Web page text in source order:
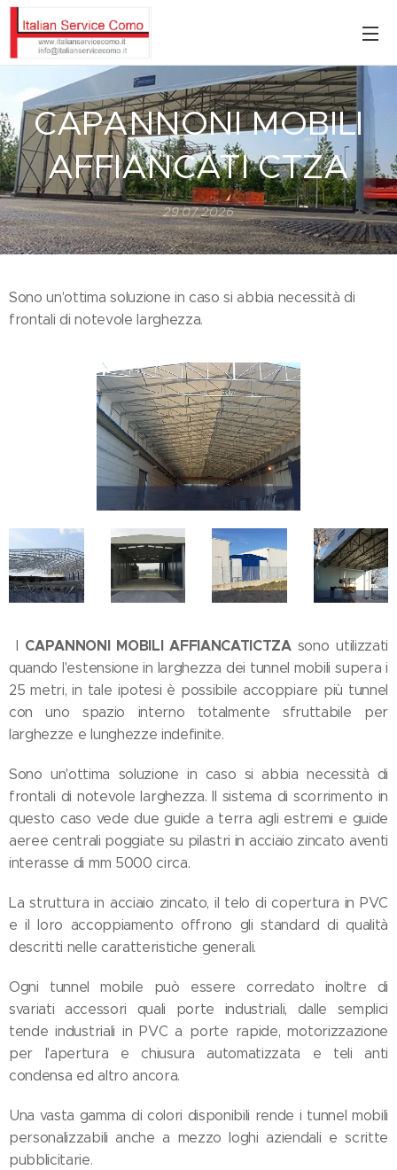
CAPANNONI MOBILI
AFFIANCATI CTZA
29.07.2026
Sono un'ottima soluzione in caso si abbia necessità di
frontali di notevole larghezza.
CAPANNONI MOBILI AFFIANCATICTZA sono utilizzati
quando l'estensione in larghezza dei tunnel mobili supera i
25 metri, in tale ipotesi è possibile accoppiare più tunnel
con uno spazio interno totalmente sfruttabile per
larghezze e lunghezze indefinite.
Sono un'ottima soluzione in caso si abbia necessità di
frontali di notevole larghezza. Il sistema di scorrimento in
questo caso vede due guide a terra agli estremi e guide
aeree centrali poggiate su pilastri in acciaio zincato aventi
interasse di mm 5000 circa.
La struttura in acciaio zincato, il telo di copertura in PVC
e il loro accoppiamento offrono gli standard di qualità
descritti nelle caratteristiche generali.
Ogni tunnel mobile può essere corredato inoltre di
svariati accessori quali porte industriali, dalle semplici
tende industriali in PVC a porte rapide, motorizzazione
per l'apertura e chiusura automatizzata e teli anti
condensa ed altro ancora.
Una vasta gamma di colori disponibili rende i tunnel mobili
personalizzabili anche a mezzo loghi aziendali e scritte
pubblicitarie.